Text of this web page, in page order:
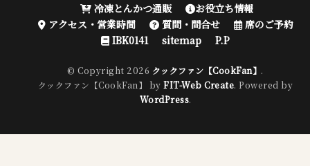
冷凍とんかつ通販
お役立ち情報
アクセス・営業時間
質問・問合せ
席のご予約
IBK0141
sitemap P.P
© Copyright 2026 クックファン【CookFan】 .
クックファン【CookFan】 byFIT-Web Create. Powered by
WordPress.